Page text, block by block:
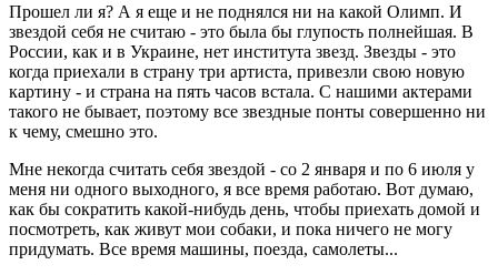
Прошел ли я? А я еще и не поднялся ни на какой Олимп. И
звездой себя не считаю - это была бы глупость полнейшая. В
России, как и в Украине, нет института звезд. Звезды - это
когда приехали в страну три артиста, привезли свою новую
картину - и страна на пять часов встала. С нашими актерами
такого не бывает, поэтому все звездные понты совершенно ни
к чему, смешно это.
Мне некогда считать себя звездой - со 2 января и по 6 июля у
меня ни одного выходного, я все время работаю. Вот думаю,
как бы сократить какой-нибудь день, чтобы приехать домой и
посмотреть, как живут мои собаки, и пока ничего не могу
придумать. Все время машины, поезда, самолеты...